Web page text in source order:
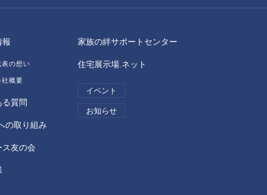
報
表の想い
社概要
る質問
の取り組み
ス友の会
家族の絆サポートセンター
住宅展示場.ネット
イベント
お知らせ